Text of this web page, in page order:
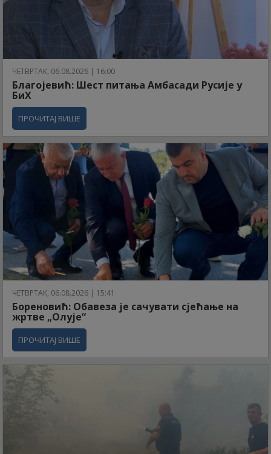
ЧЕТВРТАК, 06.08.2026 | 16:00
Благојевић: Шест питања Амбасади Русије у
БиХ
ПРОЧИТАЈ ВИШЕ
ЧЕТВРТАК, 06.08.2026 | 15:41
Бореновић: Обавеза је сачувати сјећање на
жртве „Олује“
ПРОЧИТАЈ ВИШЕ